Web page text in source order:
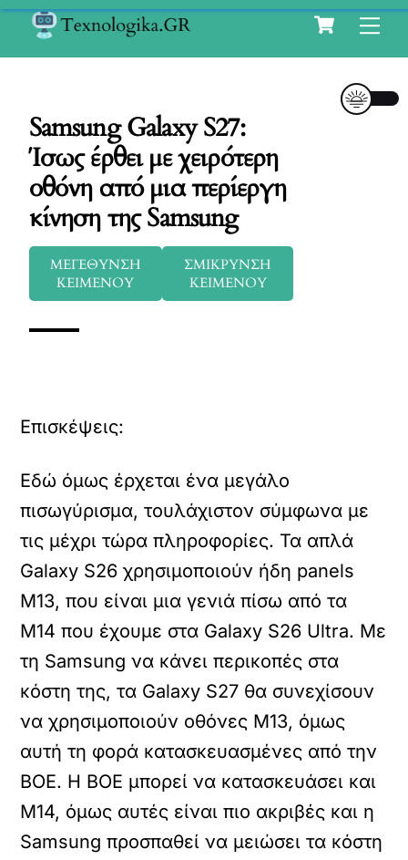
Skip
Cart
Samsung Galaxy S27:
Ίσως έρθει με χειρότερη
οθόνη από μια περίεργη
κίνηση της Samsung
ΜΕΓΕΘΥΝΣΗ
ΚΕΙΜΕΝΟΥ
ΣΜΙΚΡΥΝΣΗ
ΚΕΙΜΕΝΟΥ
Επισκέψεις:
Εδώ όμως έρχεται ένα μεγάλο
πισωγύρισμα, τουλάχιστον σύμφωνα με
τις μέχρι τώρα πληροφορίες. Τα απλά
Galaxy S26 χρησιμοποιούν ήδη panels
Μ13, που είναι μια γενιά πίσω από τα
M14 που έχουμε στα Galaxy S26 Ultra. Με
τη Samsung να κάνει περικοπές στα
κόστη της, τα Galaxy S27 θα συνεχίσουν
να χρησιμοποιούν οθόνες M13, όμως
αυτή τη φορά κατασκευασμένες από την
BOE. Η BOE μπορεί να κατασκευάσει και
M14, όμως αυτές είναι πιο ακριβές και η
Samsung προσπαθεί να μειώσει τα κόστη